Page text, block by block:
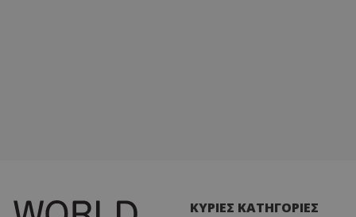
ΚΥΡΙΕΣ ΚΑΤΗΓΟΡΙΕΣ